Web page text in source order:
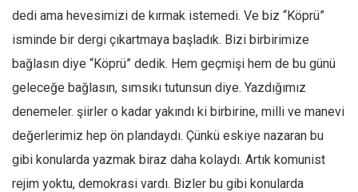
Leyla Şerif Emin
Selçuk Türkyılmaz
Mehmet Ali Tekin
Abir E. Nahas
Amina S. Jenenkovic
Bağdagül Öz
Esra Elönü
dedi ama hevesimizi de kırmak istemedi. Ve biz “Köprü”
isminde bir dergi çıkartmaya başladık. Bizi birbirimize
bağlasın diye “Köprü” dedik. Hem geçmişi hem de bu günü
geleceğe bağlasın, sımsıkı tutunsun diye. Yazdığımız
denemeler. şiirler o kadar yakındı ki birbirine, milli ve manevi
değerlerimiz hep ön plandaydı. Çünkü eskiye nazaran bu
gibi konularda yazmak biraz daha kolaydı. Artık komunist
rejim yoktu, demokrasi vardı. Bizler bu gibi konularda